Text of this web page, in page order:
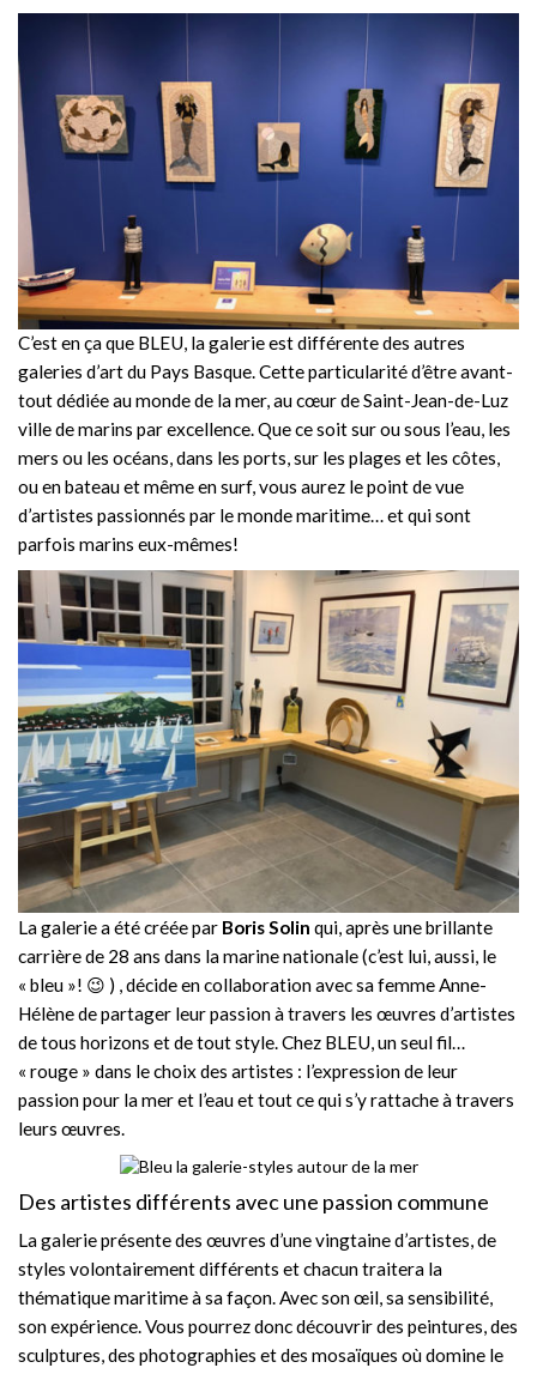
C’est en ça que BLEU, la galerie est différente des autres
galeries d’art du Pays Basque. Cette particularité d’être avant-
tout dédiée au monde de la mer, au cœur de Saint-Jean-de-Luz
ville de marins par excellence. Que ce soit sur ou sous l’eau, les
mers ou les océans, dans les ports, sur les plages et les côtes,
ou en bateau et même en surf, vous aurez le point de vue
d’artistes passionnés par le monde maritime… et qui sont
parfois marins eux-mêmes!
La galerie a été créée par Boris Solin qui, après une brillante
carrière de 28 ans dans la marine nationale (c’est lui, aussi, le
« bleu »! 😉 ) , décide en collaboration avec sa femme Anne-
Hélène de partager leur passion à travers les œuvres d’artistes
de tous horizons et de tout style. Chez BLEU, un seul fil…
« rouge » dans le choix des artistes : l’expression de leur
passion pour la mer et l’eau et tout ce qui s’y rattache à travers
leurs œuvres.
Des artistes différents avec une passion commune
La galerie présente des œuvres d’une vingtaine d’artistes, de
styles volontairement différents et chacun traitera la
thématique maritime à sa façon. Avec son œil, sa sensibilité,
son expérience. Vous pourrez donc découvrir des peintures, des
sculptures, des photographies et des mosaïques où domine le